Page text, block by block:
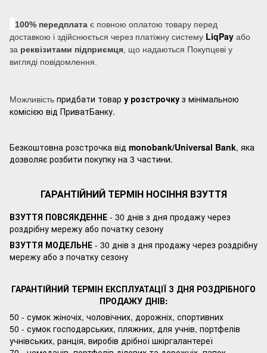
100% передплата є повною оплатою товару перед
доставкою і здійснюється через платіжну систему LiqPay або
за реквізитами підприємця , що надаються Покупцеві у
вигляді повідомлення.
Можливість придбати товар у розстрочку з мінімальною
комісією від ПриватБанку.
Безкоштовна розстрочка від monobank/Universal Bank, яка
дозволяє розбити покупку на 3 частини.
ГАРАНТІЙНИЙ ТЕРМІН НОСІННЯ ВЗУТТЯ
ВЗУТТЯ ПОВСЯКДЕННЕ - 30 днів з дня продажу через
роздрібну мережу або початку сезону
ВЗУТТЯ МОДЕЛЬНЕ - 30 днів з дня продажу через роздрібну
мережу або з початку сезону
ГАРАНТІЙНИЙ ТЕРМІН ЕКСПЛУАТАЦІЇ З ДНЯ РОЗДРІБНОГО
ПРОДАЖУ ДНІВ:
50 - сумок жіночіх, чоловічних, дорожніх, спортивних
50 - сумок господарських, пляжних, для учнів, портфелів
учнівських, ранція, виробів дрібної шкіргалантереї